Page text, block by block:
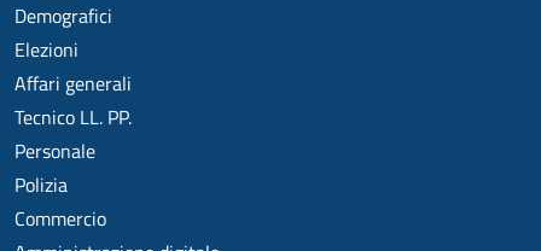
Demografici
Elezioni
Affari generali
Tecnico LL. PP.
Personale
Polizia
Commercio